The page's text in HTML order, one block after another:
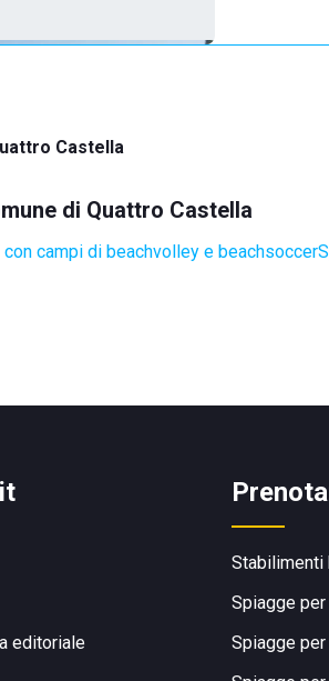
Castella
di Quattro Castella
campi di beachvolley e beachsoccer
editoriale
Stabilimenti
Spiagge
Spiagge